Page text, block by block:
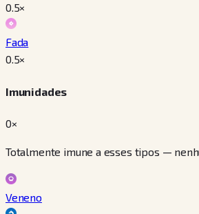
0.5×
Fada
0.5×
Imunidades
0×
Totalmente imune a esses tipos —
Veneno